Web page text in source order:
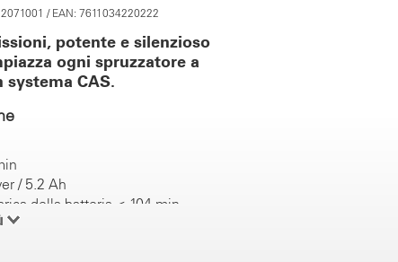
/ EAN: 7611034220222
potente e silenzioso
ogni spruzzatore a
systema CAS.
/ 5.2 Ah
della batteria < 104 min